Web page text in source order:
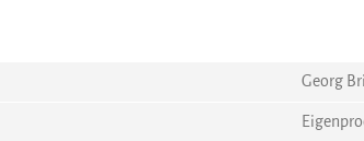
Georg